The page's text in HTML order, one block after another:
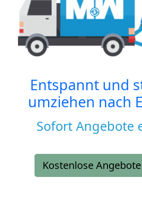
Entspannt und
umziehen nach
Sofort Angebote
Kostenlose